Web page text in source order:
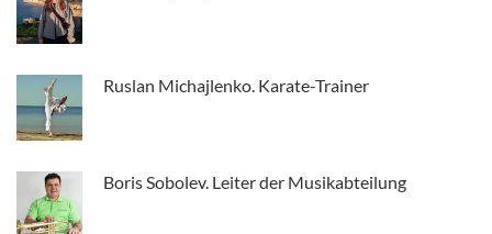
Ruslan Michajlenko. Karate-Trainer
Boris Sobolev. Leiter der Musikabteilung